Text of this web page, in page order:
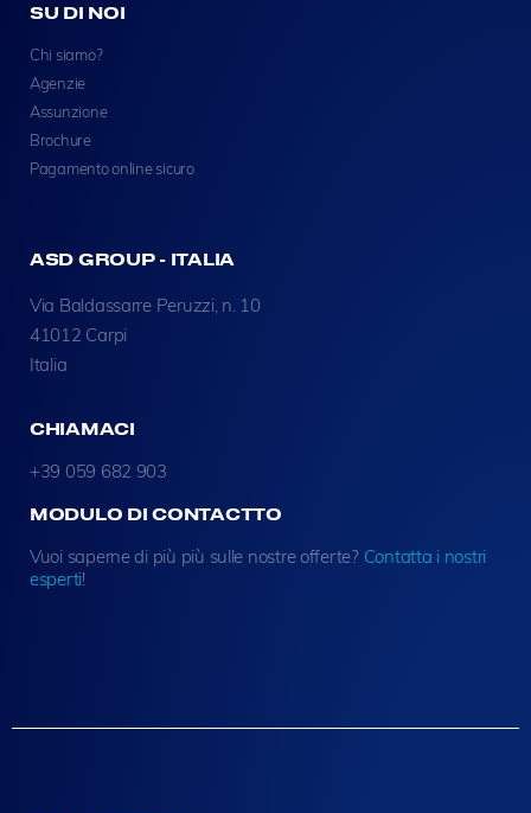
SU DI NOI
Chi siamo?
Agenzie
Assunzione
Brochure
Pagamento online sicuro
ASD GROUP - ITALIA
Via Baldassarre Peruzzi, n. 10
41012 Carpi
Italia
CHIAMACI
+39 059 682 903
MODULO DI CONTACTTO
Vuoi saperne di più più sulle nostre offerte? Contatta i nostri
esperti!